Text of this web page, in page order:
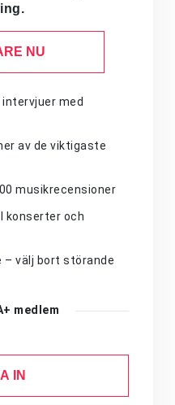
NU
med
av de viktigaste
musikrecensioner
konserter och
– välj bort störande
medlem
IN